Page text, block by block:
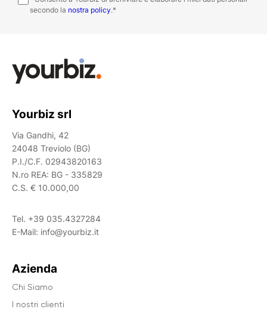
secondo la nostra policy.*
Yourbiz srl
Via Gandhi, 42
24048 Treviolo (BG)
P.I./C.F. 02943820163
N.ro REA: BG - 335829
C.S. € 10.000,00
Tel. +39 035.4327284
E-Mail: info@yourbiz.it
Azienda
Chi Siamo
I nostri clienti